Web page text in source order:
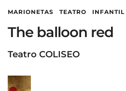
MARIONETAS TEATRO INFANTIL
The balloon red
Teatro COLISEO